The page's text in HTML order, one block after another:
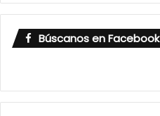
Búscanos en Facebook